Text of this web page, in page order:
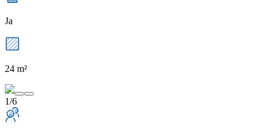
Ja
24 m²
1/6